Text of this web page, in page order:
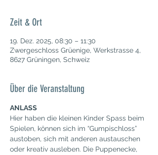
Zeit & Ort
19. Dez. 2025, 08:30 – 11:30
Zwergeschloss Grüenige, Werkstrasse 4,
8627 Grüningen, Schweiz
Über die Veranstaltung
ANLASS
Hier haben die kleinen Kinder Spass beim
Spielen, können sich im “Gumpischloss”
austoben, sich mit anderen austauschen
oder kreativ ausleben. Die Puppenecke,